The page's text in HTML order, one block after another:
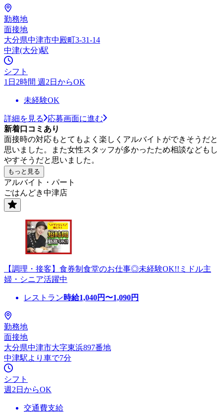
勤務地
面接地
大分県中津市中殿町3-31-14
中津(大分)駅
シフト
1日2時間 週2日からOK
未経験OK
詳細を見る
応募画面に進む
新着口コミあり
面接時の対応もとてもよく楽しくアルバイトができそうだと
思いました。また女性スタッフが多かったため相談などもし
やすそうだと思いました。
もっと見る
アルバイト・パート
ごはんどき中津店
【調理・接客】食券制食堂のお仕事◎未経験OK!!ミドル主
婦・シニア活躍中
レストラン時給1,040円〜1,090円
勤務地
面接地
大分県中津市大字東浜897番地
中津駅より車で7分
シフト
週2日からOK
交通費支給